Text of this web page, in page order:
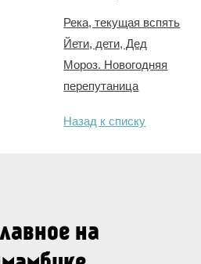
Река, текущая вспять
Йети, дети, Дед
Мороз. Новогодняя
перепутаница
Назад к списку
на